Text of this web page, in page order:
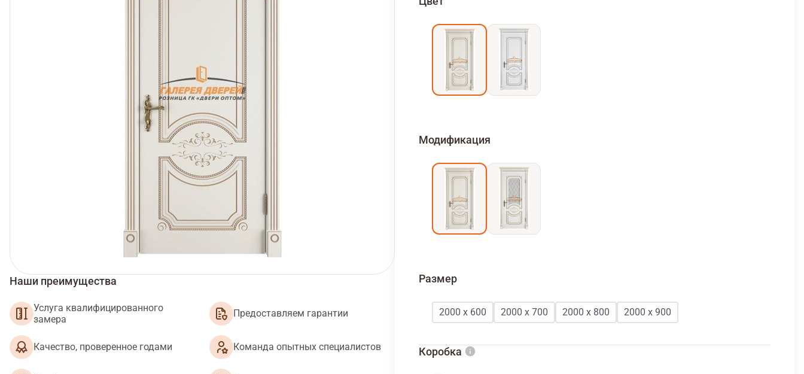
Наши преимущества
Услуга квалифицированного
замера
Предоставляем гарантии
Качество, проверенное годами Команда опытных специалистов
Модификация
Размер
2000 х 600 2000 х 700 2000 х 800 2000 х 900
Коробка